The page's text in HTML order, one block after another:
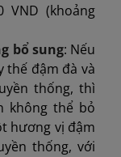
VND (khoảng
bổ sung: Nếu
thế đậm đà và
thống, thì
không thể bỏ
hương vị đậm
thống, với